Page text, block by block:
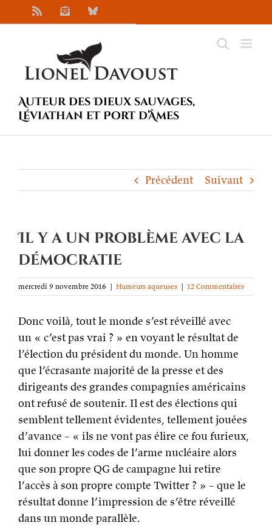
au
NewsletterBluesky
Auteur des Dieux sauvages,
Léviathan et Port d’Âmes
Précédent Suivant
Il y a un problème avec la
démocratie
mercredi 9 novembre 2016 | Humeurs aqueuses | 12 Commentaires
Donc voilà, tout le monde s’est réveillé avec
un « c’est pas vrai ? » en voyant le résultat de
l’élection du président du monde. Un homme
que l’écrasante majorité de la presse et des
dirigeants des grandes compagnies américains
ont refusé de soutenir. Il est des élections qui
semblent tellement évidentes, tellement jouées
d’avance – « ils ne vont pas élire ce fou furieux,
lui donner les codes de l’arme nucléaire alors
que son propre QG de campagne lui retire
l’accès à son propre compte Twitter ? » – que le
résultat donne l’impression de s’être réveillé
dans un monde parallèle.